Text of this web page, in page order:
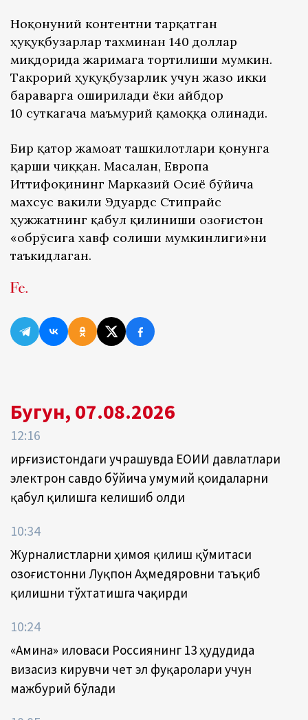
Ноқонуний контентни тарқатган
ҳуқуқбузарлар тахминан 140 доллар
миқдорида жаримага тортилиши мумкин.
Такрорий ҳуқуқбузарлик учун жазо икки
бараварга оширилади ёки айбдор
10 суткагача маъмурий қамоққа олинади.
Бир қатор жамоат ташкилотлари қонунга
қарши чиққан. Масалан, Европа
Иттифоқининг Марказий Осиё бўйича
махсус вакили Эдуардс Стипрайс
ҳужжатнинг қабул қилиниши Қозоғистон
«обрўсига хавф солиши мумкинлиги»ни
таъкидлаган.
Бугун, 07.08.2026
12:16
Қирғизистондаги учрашувда ЕОИИ давлатлари
электрон савдо бўйича умумий қоидаларни
қабул қилишга келишиб олди
10:34
Журналистларни ҳимоя қилиш қўмитаси
Қозоғистонни Луқпон Аҳмедяровни таъқиб
қилишни тўхтатишга чақирди
10:24
«Амина» иловаси Россиянинг 13 ҳудудида
визасиз кирувчи чет эл фуқаролари учун
мажбурий бўлади